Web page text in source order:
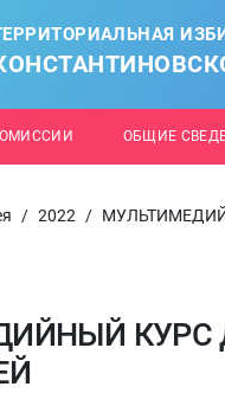
ОБЩИЕ
/ 2022 /